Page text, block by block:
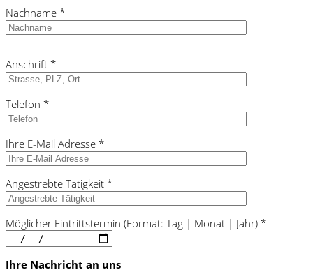
Nachname *
lasse
dieses
leer.
Anschrift *
Telefon *
Ihre E-Mail Adresse *
Angestrebte Tätigkeit *
Möglicher Eintrittstermin (Format: Tag | Monat | Jahr) *
Ihre Nachricht an uns